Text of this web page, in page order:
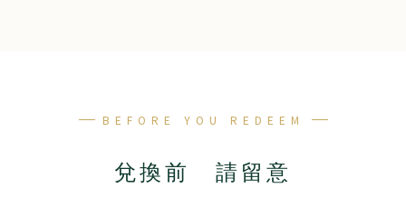
BEFORE YOU REDEEM
兌換前 請留意